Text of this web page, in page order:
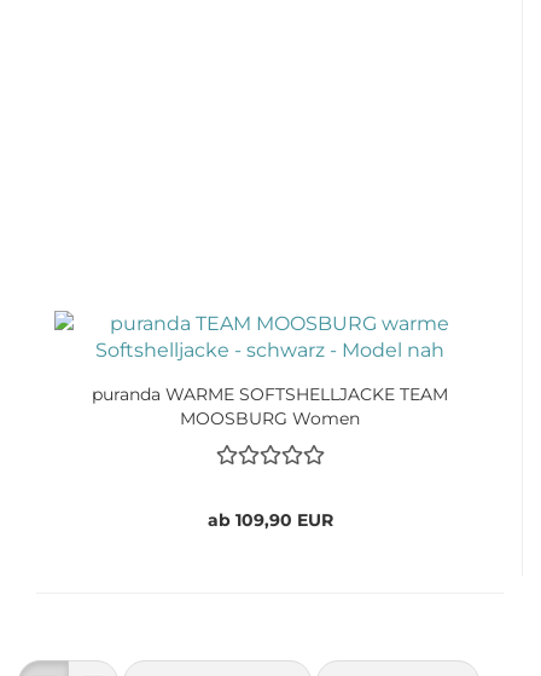
puranda WARME SOFTSHELLJACKE TEAM
MOOSBURG Women
ab 109,90 EUR